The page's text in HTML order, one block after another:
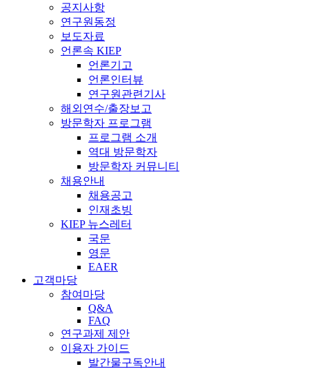
공지사항
연구원동정
보도자료
언론속 KIEP
언론기고
언론인터뷰
연구원관련기사
해외연수/출장보고
방문학자 프로그램
프로그램 소개
역대 방문학자
방문학자 커뮤니티
채용안내
채용공고
인재초빙
KIEP 뉴스레터
국문
영문
EAER
고객마당
참여마당
Q&A
FAQ
연구과제 제안
이용자 가이드
발간물구독안내